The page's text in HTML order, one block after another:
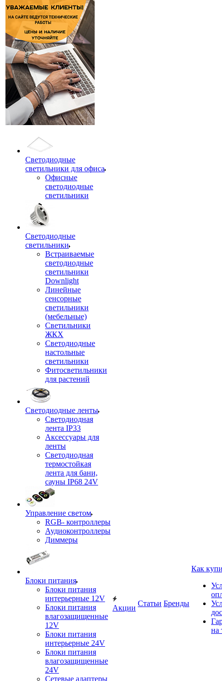
Светодиодные
светильники для офиса
Офисные
светодиодные
светильники
Светодиодные
светильники
Встраиваемые
светодиодные
светильники
Downlight
Линейные
сенсорные
светильники
(мебельные)
Светильники
ЖКХ
Светодиодные
настольные
светильники
Фитосветильники
для растений
Светодиодные ленты
Светодиодная
лента IP33
Аксессуары для
ленты
Светодиодная
термостойкая
лента для бани,
сауны IP68 24V
Управление светом
RGB- контроллеры
Аудиоконтроллеры
Диммеры
Блоки питания
Блоки питания
интерьерные 12V
Блоки питания
влагозащищенные
12V
Блоки питания
интерьерные 24V
Блоки питания
влагозащищенные
24V
Сетевые адаптеры
Акции
Статьи Бренды
Как
на